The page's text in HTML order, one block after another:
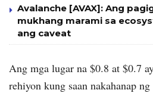
Avalanche [AVAX]: Ang
mukhang marami sa
ang caveat
Ang mga lugar na $0.8 at $0.7
rehiyon kung saan nakahanap